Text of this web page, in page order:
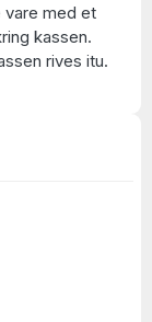
vare med et
kassen.
rives itu.